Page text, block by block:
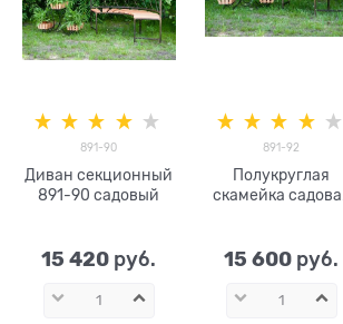
891-90
Диван секционный
891-90 садовый
15 420 руб.
891-92
Полукруглая
скамейка садовая
15 600 руб.